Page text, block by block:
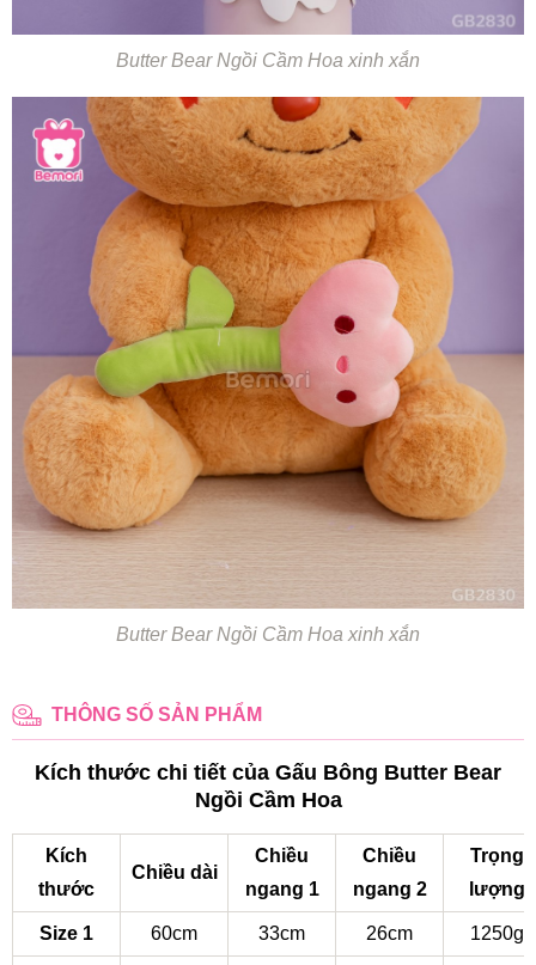
Butter Bear Ngồi Cầm Hoa xinh xắn
Butter Bear Ngồi Cầm Hoa xinh xắn
THÔNG SỐ SẢN PHẨM
Kích thước chi tiết của Gấu Bông Butter Bear
Ngồi Cầm Hoa
Kích
thước
Chiều dài
Chiều
ngang 1
Chiều
ngang 2
Trọng
lượng
Size 1 60cm 33cm 26cm 1250g